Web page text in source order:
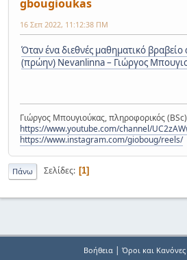
gbougioukas
16 Σεπ 2022, 11:12:38 ΠΜ
Όταν ένα διεθνές μαθηματικό
(πρώην) Nevanlinna – Γιώργος
Γιώργος Μπουγιούκας, πληροφορικός
https://www.youtube.com/channel/
https://www.instagram.com/gioboug/reels/
Πάνω Σελίδες 1
Βοήθεια| Όροι και Κανόνες